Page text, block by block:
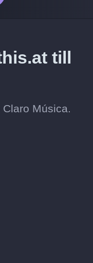
till
Música.